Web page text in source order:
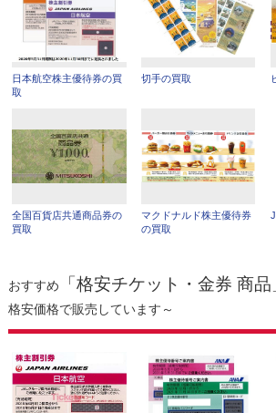
日本航空株主優待券の買
取
切手の買取
全国百貨店共通商品券の
買取
マクドナルド株主優待券
の買取
おすすめ 「格安チケット・金券 商品
格安価格で販売しています～